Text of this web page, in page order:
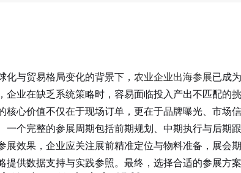
与贸易格局变化的背景下， 农业企业出海参展已成
企业在缺乏系统策略时，容易面临投入产出不匹配的挑
心价值不仅在于现场订单，更在于品牌曝光、市场信
一个完整的参展周期包括前期规划、中期执行与后期
效果，企业应关注展前精准定位与物料准备，展会期
提供数据支持与实践参照。最终，选择合适的参展方